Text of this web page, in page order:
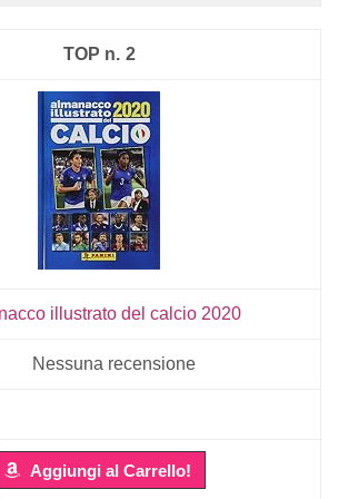
2
illustrato del calcio 2020
Nessuna recensione
Aggiungi al Carrello!